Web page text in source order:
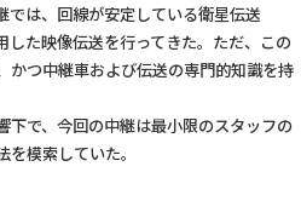
では、回線が安定している衛星伝送
た映像伝送を行ってきた。ただ、この
かつ中継車および伝送の専門的知識を持
下で、今回の中継は最小限のスタッフの
模索していた。